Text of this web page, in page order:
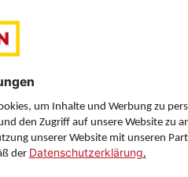
Sie haben eine Frage? Wir helfen